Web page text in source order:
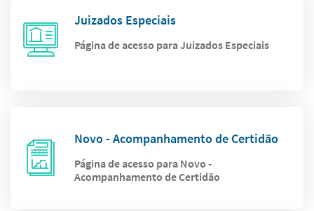
Juizados Especiais
Página de acesso para Juizados Especiais
Novo - Acompanhamento de Certidão
Página de acesso para Novo -
Acompanhamento de Certidão